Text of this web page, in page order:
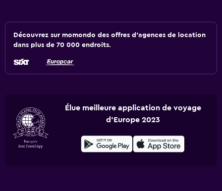
Découvrez sur momondo des offres d'agences de location
dans plus de 70 000 endroits.
Élue meilleure application de voyage
d'Europe 2023